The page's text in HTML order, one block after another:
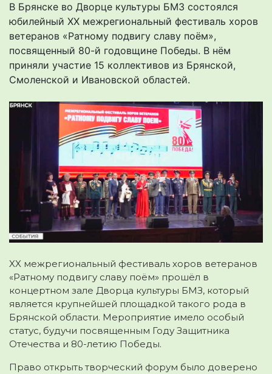
В Брянске во Дворце культуры БМЗ состоялся
юбилейный XX межрегиональный фестиваль хоров
ветеранов «Ратному подвигу славу поём»,
посвященный 80-й годовщине Победы. В нём
приняли участие 15 коллективов из Брянской,
Смоленской и Ивановской областей.
XX межрегиональный фестиваль хоров ветеранов
«Ратному подвигу славу поём» прошёл в
концертном зале Дворца культуры БМЗ, который
является крупнейшей площадкой такого рода в
Брянской области. Мероприятие имело особый
статус, будучи посвященным Году Защитника
Отечества и 80-летию Победы.
Право открыть творческий форум было доверено